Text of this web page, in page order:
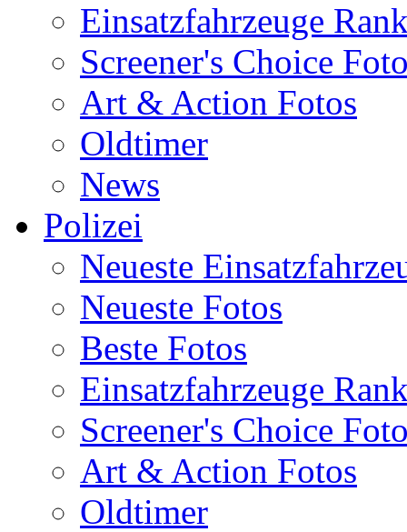
Einsatzfahrzeuge
Screener's Choice
Art & Action Fotos
Oldtimer
News
Polizei
Neueste
Neueste Fotos
Beste Fotos
Einsatzfahrzeuge
Screener's Choice
Art & Action Fotos
Oldtimer